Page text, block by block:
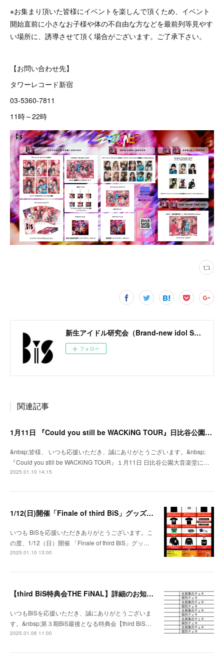
※お集まり頂いた皆様にイベントを楽しんで頂くため、イベント
開始直前に小さなお子様や体の不自由な方などを最前列等見やす
い場所に、誘導させて頂く場合がございます。ご了承下さい。
【お問い合わせ先】
タワーレコード新宿
03-5360-7811
11時～22時
新生アイドル研究会（Brand-new idol Society）公式サイト / BiS OFFICIAL SITE
フォロー
関連記事
1月11日 『Could you still be WACKiNG TOUR』日比谷公園大音楽堂にてグッズ販売決定！
&nbsp;皆様、 いつも応援いただき、誠にありがとうございます。&nbsp;
『Could you still be WACKiNG TOUR』１月11日 日比谷公園大音楽堂に…
2025.01.10 14:15
1/12(日)開催「Finale of third BiS」グッズ販売時間・チケット特典のお知らせ
いつも BiSを応援いただきありがとうございます。こ
の度、1/12（日）開催 「Finale of third BiS」グッ…
2025.01.10 13:00
【third BiS特典会THE FiNAL】詳細のお知らせ
いつもBiSを応援いただき、誠にありがとうございま
す。&nbsp;第３期BiS最後となる特典会【third BiS…
2025.01.06 11:00